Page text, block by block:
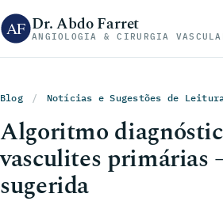
Pular para o conteúdo
Dr. Abdo Farret
ANGIOLOGIA & CIRURGIA
Blog / Notícias e Sugestões de Leitura
Algoritmo
vasculites primárias
sugerida